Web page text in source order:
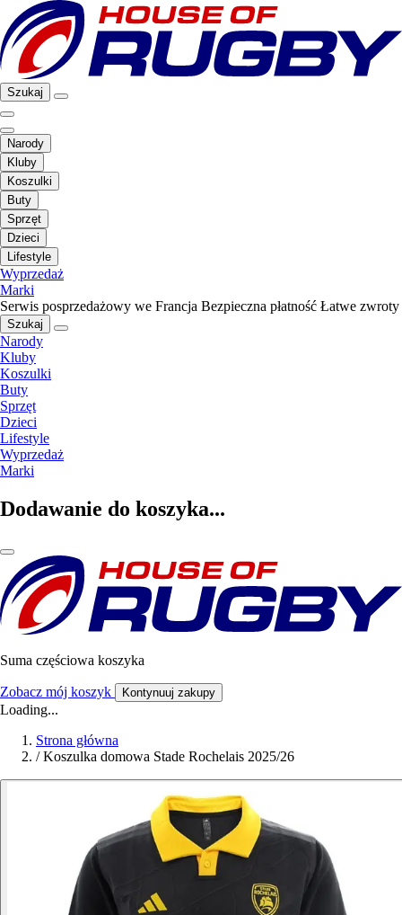
Szukaj
Narody
Kluby
Koszulki
Buty
Sprzęt
Dzieci
Lifestyle
Wyprzedaż
Marki
Serwis posprzedażowy we Francja Bezpieczna płatność Łatwe zwroty
Szukaj
Narody
Kluby
Koszulki
Buty
Sprzęt
Dzieci
Lifestyle
Wyprzedaż
Marki
Dodawanie do koszyka...
Suma częściowa koszyka
Zobacz mój koszyk Kontynuuj zakupy
Loading...
Strona główna
/ Koszulka domowa Stade Rochelais 2025/26